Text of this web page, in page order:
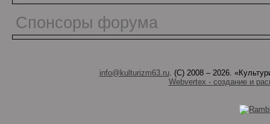
Спонсоры форума
info@kulturizm63.ru. (C) 2008 – 2026.
Webvertex - создание и